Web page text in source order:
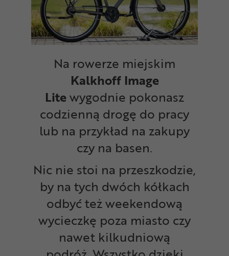
Na rowerze miejskim
Kalkhoff Image
Litewygodnie pokonasz
codzienną drogę do pracy
lub na przykład na zakupy
czy na basen.
Nic nie stoi na przeszkodzie,
by na tych dwóch kółkach
odbyć też weekendową
wycieczkę poza miasto czy
nawet kilkudniową